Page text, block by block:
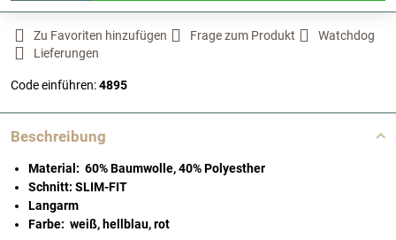
Zu Favoriten hinzufügen Frage zum Produkt
Watchdog
Lieferungen
Code einführen:4895
Beschreibung
Material: 60% Baumwolle, 40% Polyesther
Schnitt: SLIM-FIT
Langarm
Farbe: weiß, hellblau, rot